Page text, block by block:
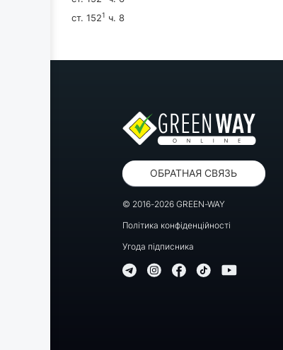
ст. 1521 ч. 8
ОБРАТНАЯ СВЯЗЬ
© 2016-2026 GREEN-WAY
Політика конфіденційності
Угода підписника